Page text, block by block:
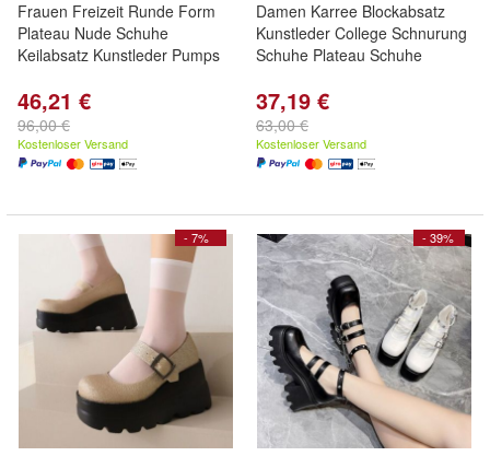
Frauen Freizeit Runde Form
Plateau Nude Schuhe
Keilabsatz Kunstleder Pumps
46,21 €
96,00 €
Kostenloser Versand
Damen Karree Blockabsatz
Kunstleder College Schnurung
Schuhe Plateau Schuhe
37,19 €
63,00 €
Kostenloser Versand
- 7% - 39%